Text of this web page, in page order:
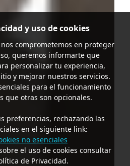
y uso de cookies
comprometemos en proteger
queremos informarte que
personalizar tu experiencia,
y mejorar nuestros servicios.
para el funcionamiento
que otras son opcionales.
preferencias, rechazando las
en el siguiente link:
no esenciales
el uso de cookies consultar
de Privacidad.